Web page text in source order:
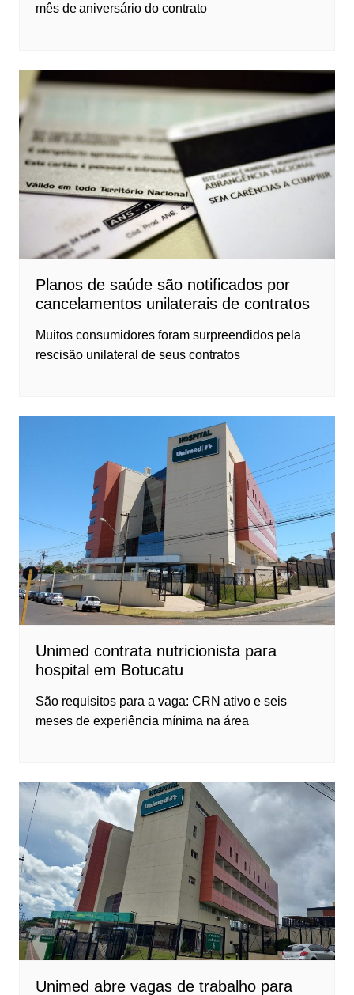
mês de aniversário do contrato
Planos de saúde são notificados por
cancelamentos unilaterais de contratos
Muitos consumidores foram surpreendidos pela
rescisão unilateral de seus contratos
Unimed contrata nutricionista para
hospital em Botucatu
São requisitos para a vaga: CRN ativo e seis
meses de experiência mínima na área
Unimed abre vagas de trabalho para